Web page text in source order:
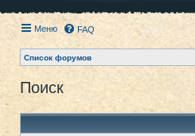
Меню FAQ
Список форумов
Поиск